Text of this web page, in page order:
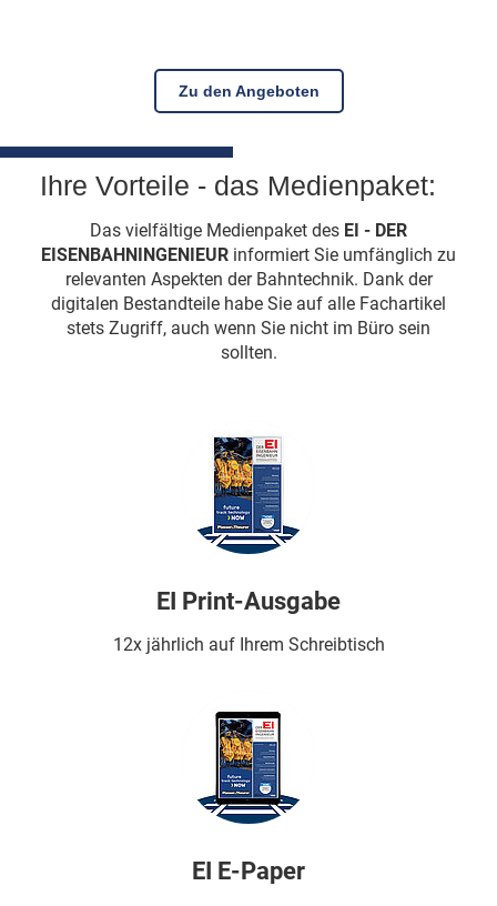
Zu den Angeboten
Ihre Vorteile - das Medienpaket:
Das vielfältige Medienpaket des EI - DER
EISENBAHNINGENIEUR informiert Sie umfänglich zu
relevanten Aspekten der Bahntechnik. Dank der
digitalen Bestandteile habe Sie auf alle Fachartikel
stets Zugriff, auch wenn Sie nicht im Büro sein
sollten.
EI Print-Ausgabe
12x jährlich auf Ihrem Schreibtisch
EI E-Paper